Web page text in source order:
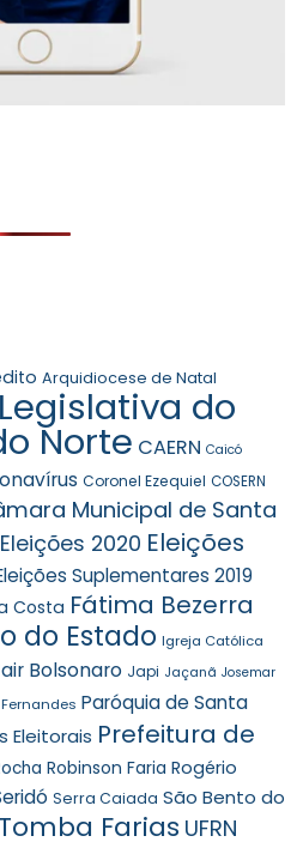
Arquidiocese de Natal
do
Norte CAERN Caicó
Coronel Ezequiel COSERN
Municipal de Santa
Eleições 2020 Eleições
Suplementares 2019
Costa Fátima Bezerra
do Estado Igreja Católica
Bolsonaro Japi Jaçanã Josemar
Paróquia de Santa
Eleitorais Prefeitura de
Robinson Faria Rogério
Serra Caiada São Bento do
Tomba Farias UFRN